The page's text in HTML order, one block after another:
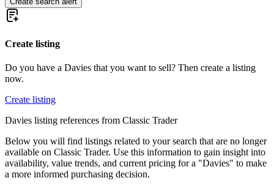
Create listing
Do you have a Davies that you want to sell? Then create a listing
now.
Create listing
Davies listing references from Classic Trader
Below you will find listings related to your search that are no longer
available on Classic Trader. Use this information to gain insight into
availability, value trends, and current pricing for a "Davies" to make
a more informed purchasing decision.